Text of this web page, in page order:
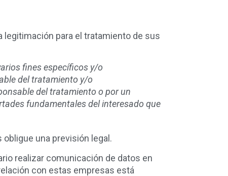
legitimación para el tratamiento de sus
fines específicos y/o
del tratamiento y/o
del tratamiento o por un
fundamentales del interesado que
una previsión legal.
realizar comunicación de datos en
con estas empresas está